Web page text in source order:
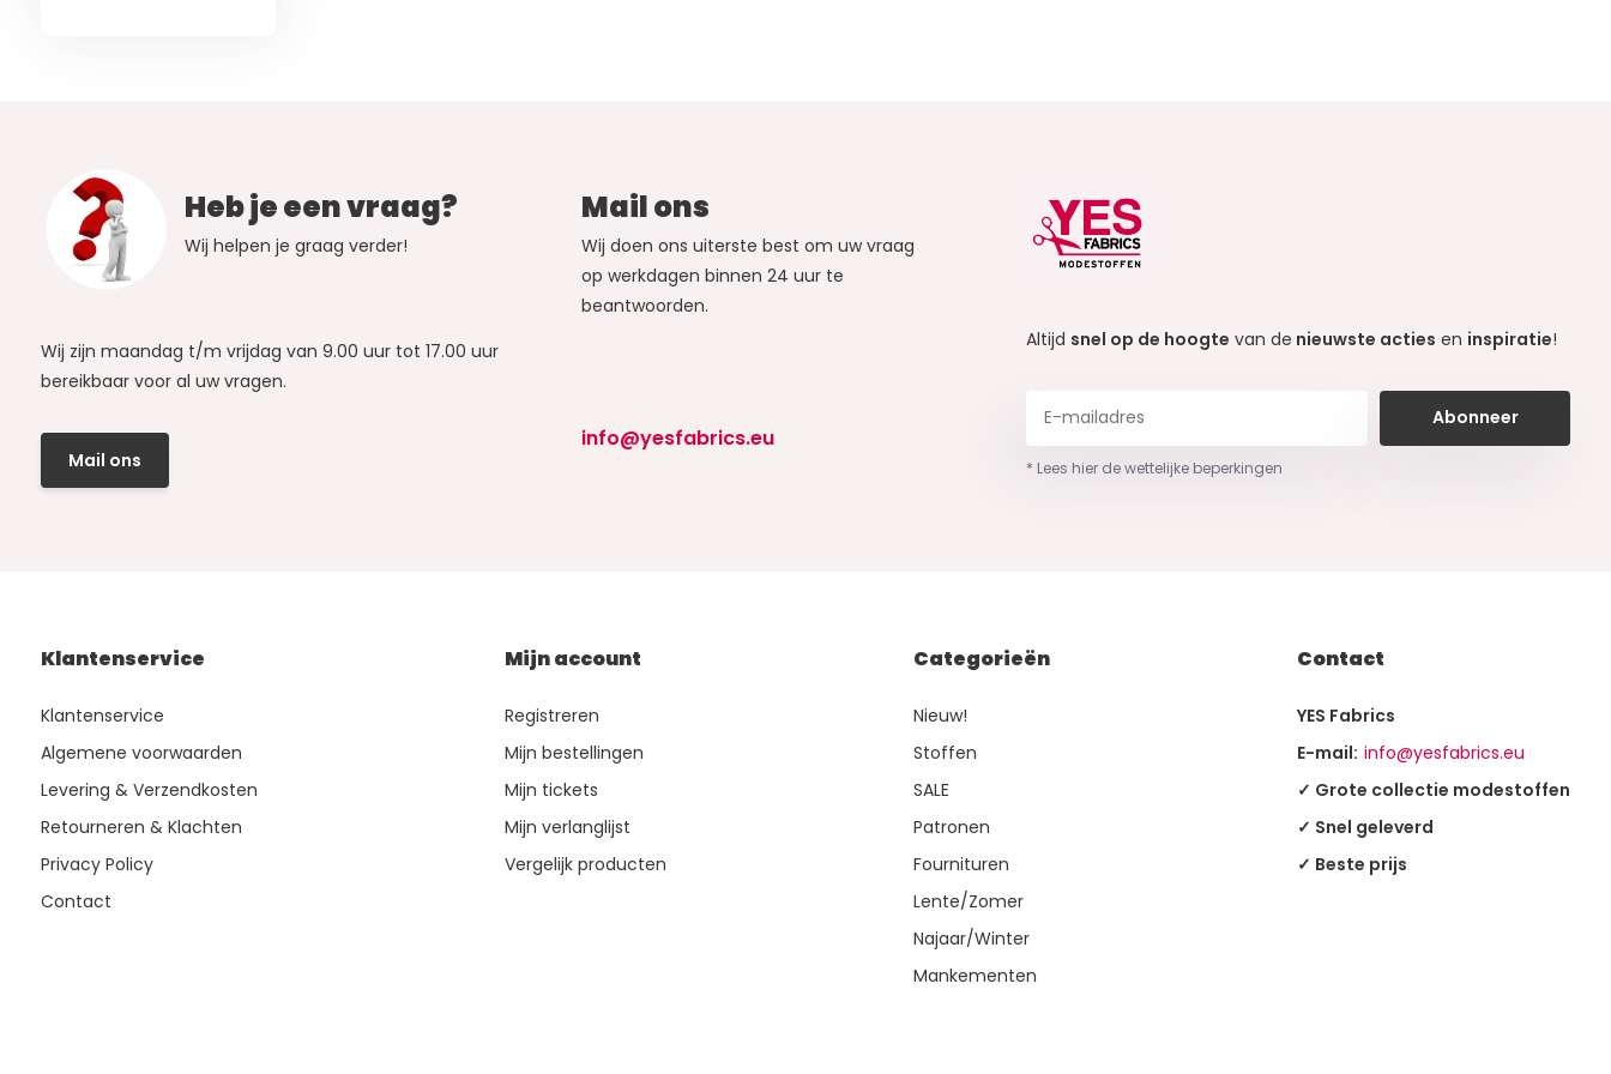
Heb je een vraag?
Wij helpen je graag verder!
Wij zijn maandag t/m vrijdag van 9.00 uur tot 17.00 uur
bereikbaar voor al uw vragen.
Mail ons
Mail ons
Wij doen ons uiterste best om uw vraag
op werkdagen binnen 24 uur te
beantwoorden.
info@yesfabrics.eu
Altijd snel op de hoogte van de nieuwste acties en inspiratie!
Abonneer
* Lees hier de wettelijke beperkingen
Klantenservice
Klantenservice
Algemene voorwaarden
Levering & Verzendkosten
Retourneren & Klachten
Privacy Policy
Contact
Mijn account
Registreren
Mijn bestellingen
Mijn tickets
Mijn verlanglijst
Vergelijk producten
Categorieën
Nieuw!
Stoffen
SALE
Patronen
Fournituren
Lente/Zomer
Najaar/Winter
Mankementen
Contact
YES Fabrics
E-mail: info@yesfabrics.eu
✓ Grote collectie modestoffen
✓ Snel geleverd
✓ Beste prijs